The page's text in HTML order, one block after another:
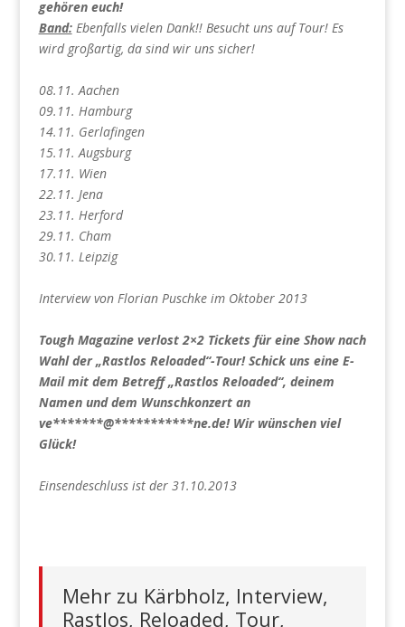
gehören euch!
Band:Ebenfalls vielen Dank!! Besucht uns auf Tour! Es
wird großartig, da sind wir uns sicher!
08.11. Aachen
09.11. Hamburg
14.11. Gerlafingen
15.11. Augsburg
17.11. Wien
22.11. Jena
23.11. Herford
29.11. Cham
30.11. Leipzig
Interview von Florian Puschke im Oktober 2013
Tough Magazine verlost 2×2 Tickets für eine Show nach
Wahl der „Rastlos Reloaded“-Tour! Schick uns eine E-
Mail mit dem Betreff „Rastlos Reloaded“, deinem
Namen und dem Wunschkonzert an
ve*******@***********ne.de! Wir wünschen viel
Glück!
Einsendeschluss ist der 31.10.2013
Mehr zu Kärbholz, Interview,
Rastlos, Reloaded, Tour,